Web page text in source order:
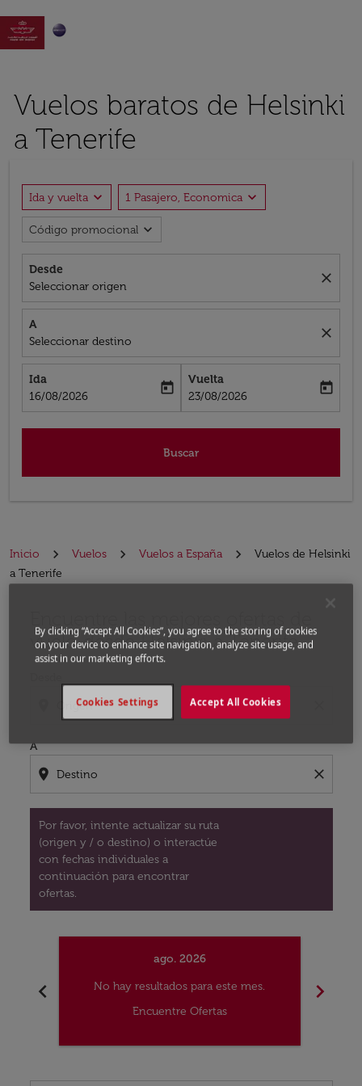

Vuelos baratos de Helsinki
a Tenerife
Ida y vuelta expand_more 1 Pasajero, Economica expand_more
Código promocional expand_more
Desde
Seleccionar origen
close
A
Seleccionar destino
close
Ida
fc-booking-departure-date-aria-label
16/08/2026
today
Vuelta
fc-booking-return-date-aria-label
23/08/2026
today
Buscar
Inicio Vuelos Vuelos a España
Vuelos de Helsinki
a Tenerife
vuelo desde Helsinki a Tenerife
A
location_on close
Por favor, intente actualizar su ruta
(origen y / o destino) o interactúe
con fechas individuales a
continuación para encontrar
ofertas.
chevron_left
ago. 2026
No hay resultados para este mes.
Encuentre Ofertas
chevron_right
By clicking “Accept All Cookies”, you agree to the storing of cookies
on your device to enhance site navigation, analyze site usage, and
assist in our marketing efforts.
Accept All Cookies
Cookies Settings